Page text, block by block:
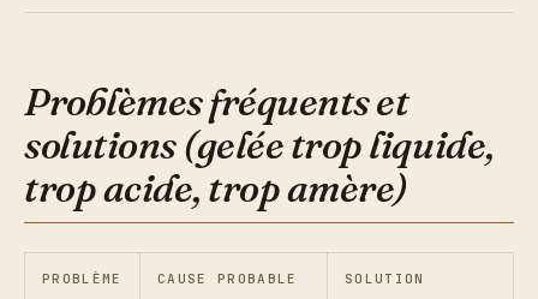
Problèmes fréquents et
solutions (gelée trop liquide,
trop acide, trop amère)
PROBLÈME CAUSE PROBABLE SOLUTION